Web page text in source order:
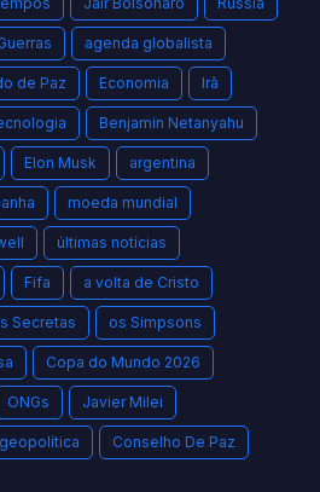
agenda globalista
de Paz Economia Irã
Benjamin Netanyahu
Elon Musk argentina
moeda mundial
últimas notícias
Fifa a volta de Cristo
Secretas os Simpsons
Copa do Mundo 2026
ONGs Javier Milei
geopolítica Conselho De Paz